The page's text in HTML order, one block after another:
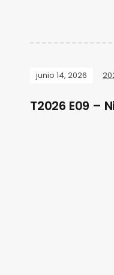
junio 14, 2026
T2026 E09 –